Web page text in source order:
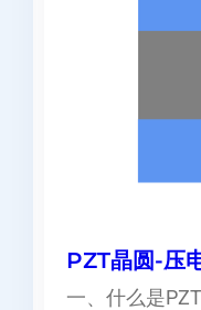
PZT晶圆-压
一、什么是